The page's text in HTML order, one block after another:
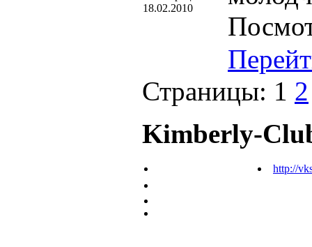
18.02.2010
Страницы: 1 2
Kimberly-
http://